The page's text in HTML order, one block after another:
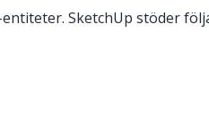
SketchUp stöder